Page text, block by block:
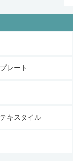
レート
キスタイル